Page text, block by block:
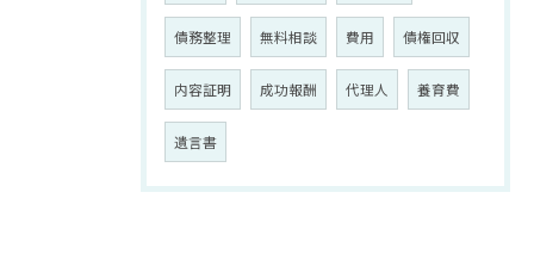
債務整理 無料相談 費用 債権回収
内容証明 成功報酬 代理人 養育費
遺言書